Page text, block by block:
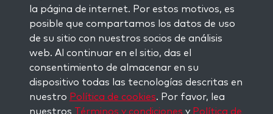
MANTENTE AL CORRIENTE
Subscríbete a nuestra lista de
correspondencia y recibe inspiración
semanal directamente en tu bandeja de
entrada.
Subscríbete
la página de internet. Por estos motivos, es
posible que compartamos los datos de uso
de su sitio con nuestros socios de análisis
web. Al continuar en el sitio, das el
consentimiento de almacenar en su
dispositivo todas las tecnologías descritas en
nuestro Política de cookies. Por favor, lea
nuestros Términos y condiciones y Política de